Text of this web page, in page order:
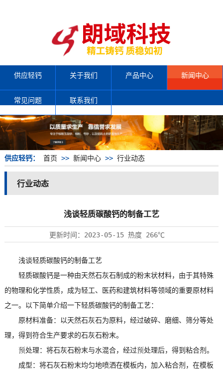
供应轻钙 关于我们 产品中心 新闻中心
常见问题 联系我们
供应轻钙： 首页 >> 新闻中心>> 行业动态
行业动态
浅谈轻质碳酸钙的制备工艺
更新时间： 2023-05-15热度 266℃
浅谈轻质碳酸钙的制备工艺
轻质碳酸钙是一种由天然石灰石制成的粉末状材料，由于其特殊
的物理和化学性质，成为轻工、医药和建筑材料等领域的重要原材料
之一。以下简单介绍一下轻质碳酸钙的制备工艺：
原材料准备：以天然石灰石为原料，经过破碎、磨细、筛分等处
理，得到符合生产要求的石灰石粉末。
预处理：将石灰石粉末与水混合，经过预处理后，得到粘合剂。
成型：将石灰石粉末均匀地喷洒在模板内，加入粘合剂，在模板